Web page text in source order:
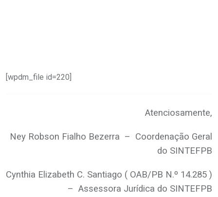
[wpdm_file id=220]
Atenciosamente,
Ney Robson Fialho Bezerra – Coordenação Geral
do SINTEFPB
Cynthia Elizabeth C. Santiago ( OAB/PB N.º 14.285 )
– Assessora Jurídica do SINTEFPB